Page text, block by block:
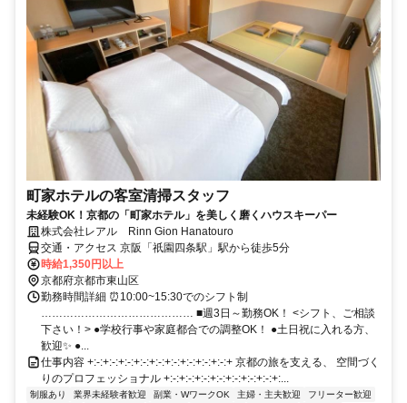
町家ホテルの客室清掃スタッフ
未経験OK！京都の「町家ホテル」を美しく磨くハウスキーパー
株式会社レアル Rinn Gion Hanatouro
交通・アクセス 京阪「祇園四条駅」駅から徒歩5分
時給1,350円以上
京都府京都市東山区
勤務時間詳細 ⏰10:00~15:30でのシフト制
…………………………………… ■週3日～勤務OK！ <シフト、ご相談
下さい！> ●学校行事や家庭都合での調整OK！ ●土日祝に入れる方、
歓迎✨ ●...
仕事内容 +:-:+:-:+:-:+:-:+:-:+:-:+:-:+:-:+:-:+ 京都の旅を支える、 空間づく
りのプロフェッショナル +:-:+:-:+:-:+:-:+:-:+:-:+:-:+:...
制服あり 業界未経験者歓迎 副業・WワークOK 主婦・主夫歓迎
フリーター歓迎